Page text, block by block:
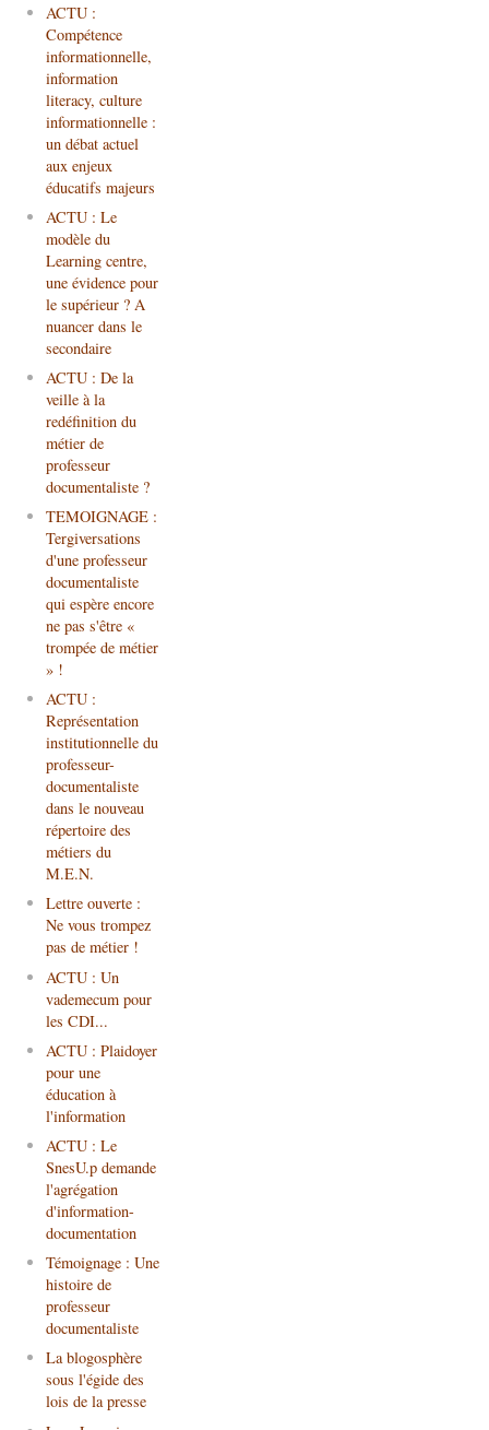
ACTU :
Compétence
informationnelle,
information
literacy, culture
informationnelle :
un débat actuel
aux enjeux
éducatifs majeurs
ACTU : Le
modèle du
Learning centre,
une évidence pour
le supérieur ? A
nuancer dans le
secondaire
ACTU : De la
veille à la
redéfinition du
métier de
professeur
documentaliste ?
TEMOIGNAGE :
Tergiversations
d'une professeur
documentaliste
qui espère encore
ne pas s'être «
trompée de métier
» !
ACTU :
Représentation
institutionnelle du
professeur-
documentaliste
dans le nouveau
répertoire des
métiers du
M.E.N.
Lettre ouverte :
Ne vous trompez
pas de métier !
ACTU : Un
vademecum pour
les CDI...
ACTU : Plaidoyer
pour une
éducation à
l'information
ACTU : Le
SnesU.p demande
l'agrégation
d'information-
documentation
Témoignage : Une
histoire de
professeur
documentaliste
La blogosphère
sous l'égide des
lois de la presse